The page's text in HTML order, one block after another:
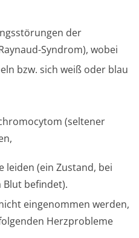
der
Syndrom), wobei
bzw. sich weiß oder blau
(seltener
leiden (ein Zustand, bei
Blut befindet).
eingenommen werden,
Herzprobleme